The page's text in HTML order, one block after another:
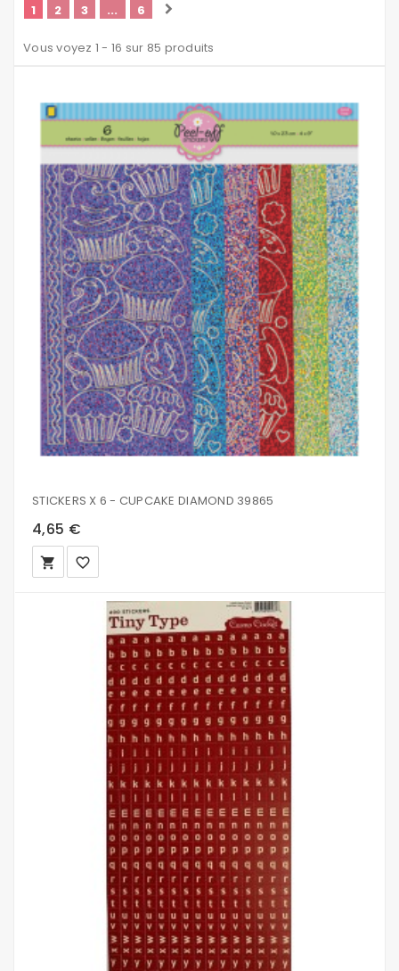
1 2 3 ... 6
Vous voyez 1 - 16 sur 85 produits
STICKERS X 6 - CUPCAKE DIAMOND 39865
4,65 €
local_grocery_store favorite_border